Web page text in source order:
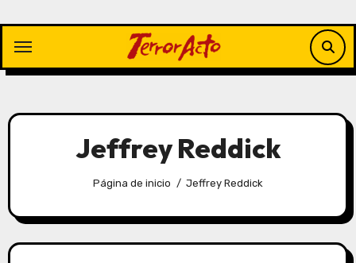
contenido
Jeffrey Reddick
Página de inicio Jeffrey Reddick